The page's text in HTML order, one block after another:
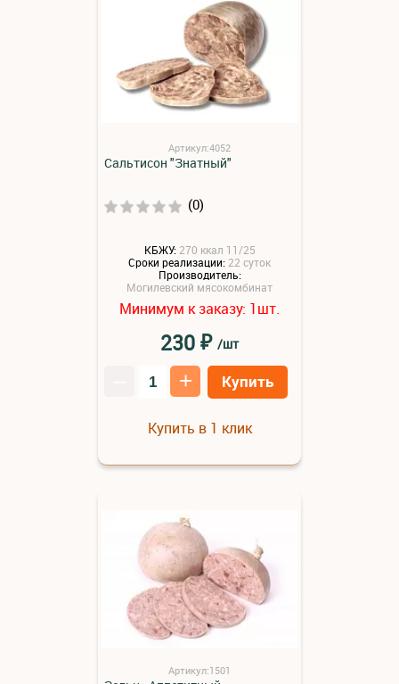
Артикул:4052
Сальтисон "Знатный"
(0)
КБЖУ: 270 ккал 11/25
Сроки реализации: 22 суток
Производитель:
Могилевский мясокомбинат
Минимум к заказу: 1шт.
230₽ /шт
+ Купить
Купить в 1 клик
Артикул:1501